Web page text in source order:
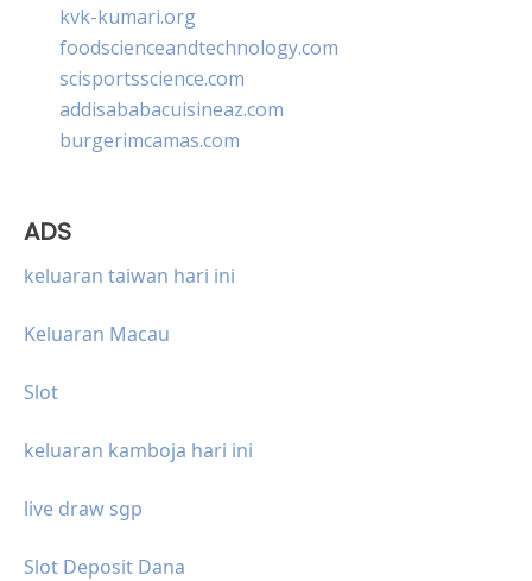
kvk-kumari.org
foodscienceandtechnology.com
scisportsscience.com
addisababacuisineaz.com
burgerimcamas.com
ADS
keluaran taiwan hari ini
Keluaran Macau
Slot
keluaran kamboja hari ini
live draw sgp
Slot Deposit Dana